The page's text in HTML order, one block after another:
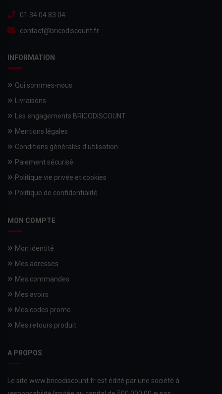
01 34 04 83 04
contact@bricodiscount.fr
INFORMATION
Qui sommes-nous
Livraisons
Les engagements BRICODISCOUNT
Mentions légales
Conditions générales d'utilisation
Paiement sécurisé
Politique vie privée et cookies
Politique de confidentialité.
MON COMPTE
Mon identité
Mes adresses
Mes commandes
Mes avoirs
Mes codes promo
Mes retours produit
A PROPOS
Le site www.bricodiscount.fr est édité par une société à